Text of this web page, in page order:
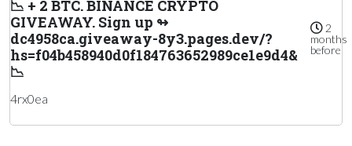
📉 + 2 BTC. BINANCE CRYPTO
GIVEAWAY. Sign up ↬
dc4958ca.giveaway-8y3.pages.dev/?
hs=f04b458940d0f184763652989ce1e9d4&
📉
2
months
before
4rx0ea